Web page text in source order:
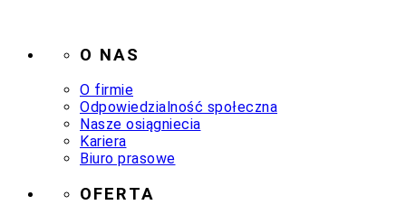
O NAS
O firmie
Odpowiedzialność społeczna
Nasze osiągniecia
Kariera
Biuro prasowe
OFERTA